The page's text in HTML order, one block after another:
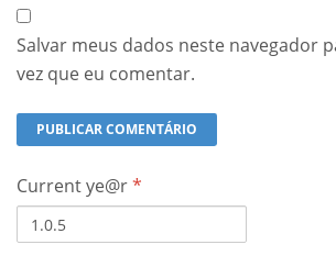
Salvar meus dados neste navegador
vez que eu comentar.
Current ye@r*